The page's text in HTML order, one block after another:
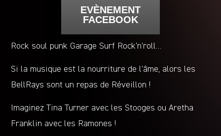
EVÈNEMENT
FACEBOOK
Rock soul punk Garage Surf Rock’n’roll…
Si la musique est la nourriture de l’âme, alors les
BellRays sont un repas de Réveillon !
Imaginez Tina Turner avec les Stooges ou Aretha
Franklin avec les Ramones !